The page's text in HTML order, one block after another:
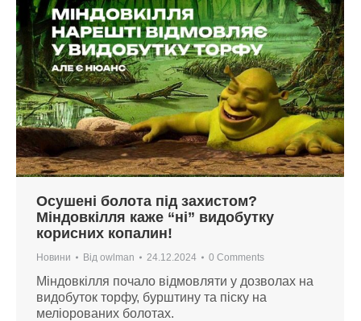
Осушені болота під захистом?
Міндовкілля каже “ні” видобутку
корисних копалин!
Новини Від owlman 24.12.2024 0 Comments
Міндовкілля почало відмовляти у дозволах на
видобуток торфу, бурштину та піску на
меліорованих болотах.